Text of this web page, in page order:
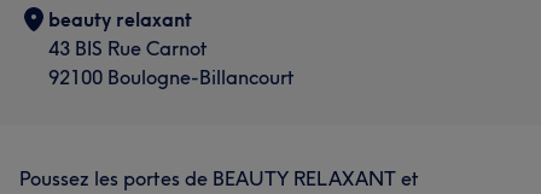
beauty relaxant
43 BIS Rue Carnot
92100 Boulogne-Billancourt
Poussez les portes de BEAUTY RELAXANT et